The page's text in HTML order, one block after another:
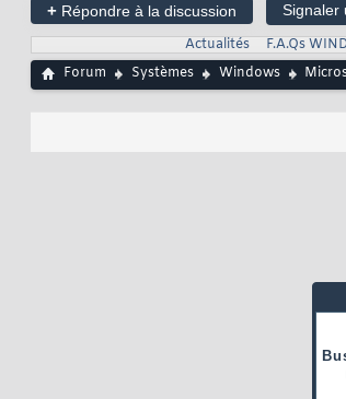
+ Répondre à la discussion
Signaler
Actualités
F.A.Qs
Forum
Systèmes Windows